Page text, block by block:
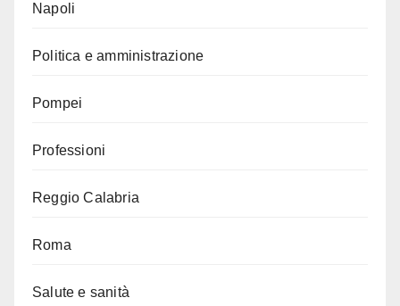
Napoli
Politica e amministrazione
Pompei
Professioni
Reggio Calabria
Roma
Salute e sanità